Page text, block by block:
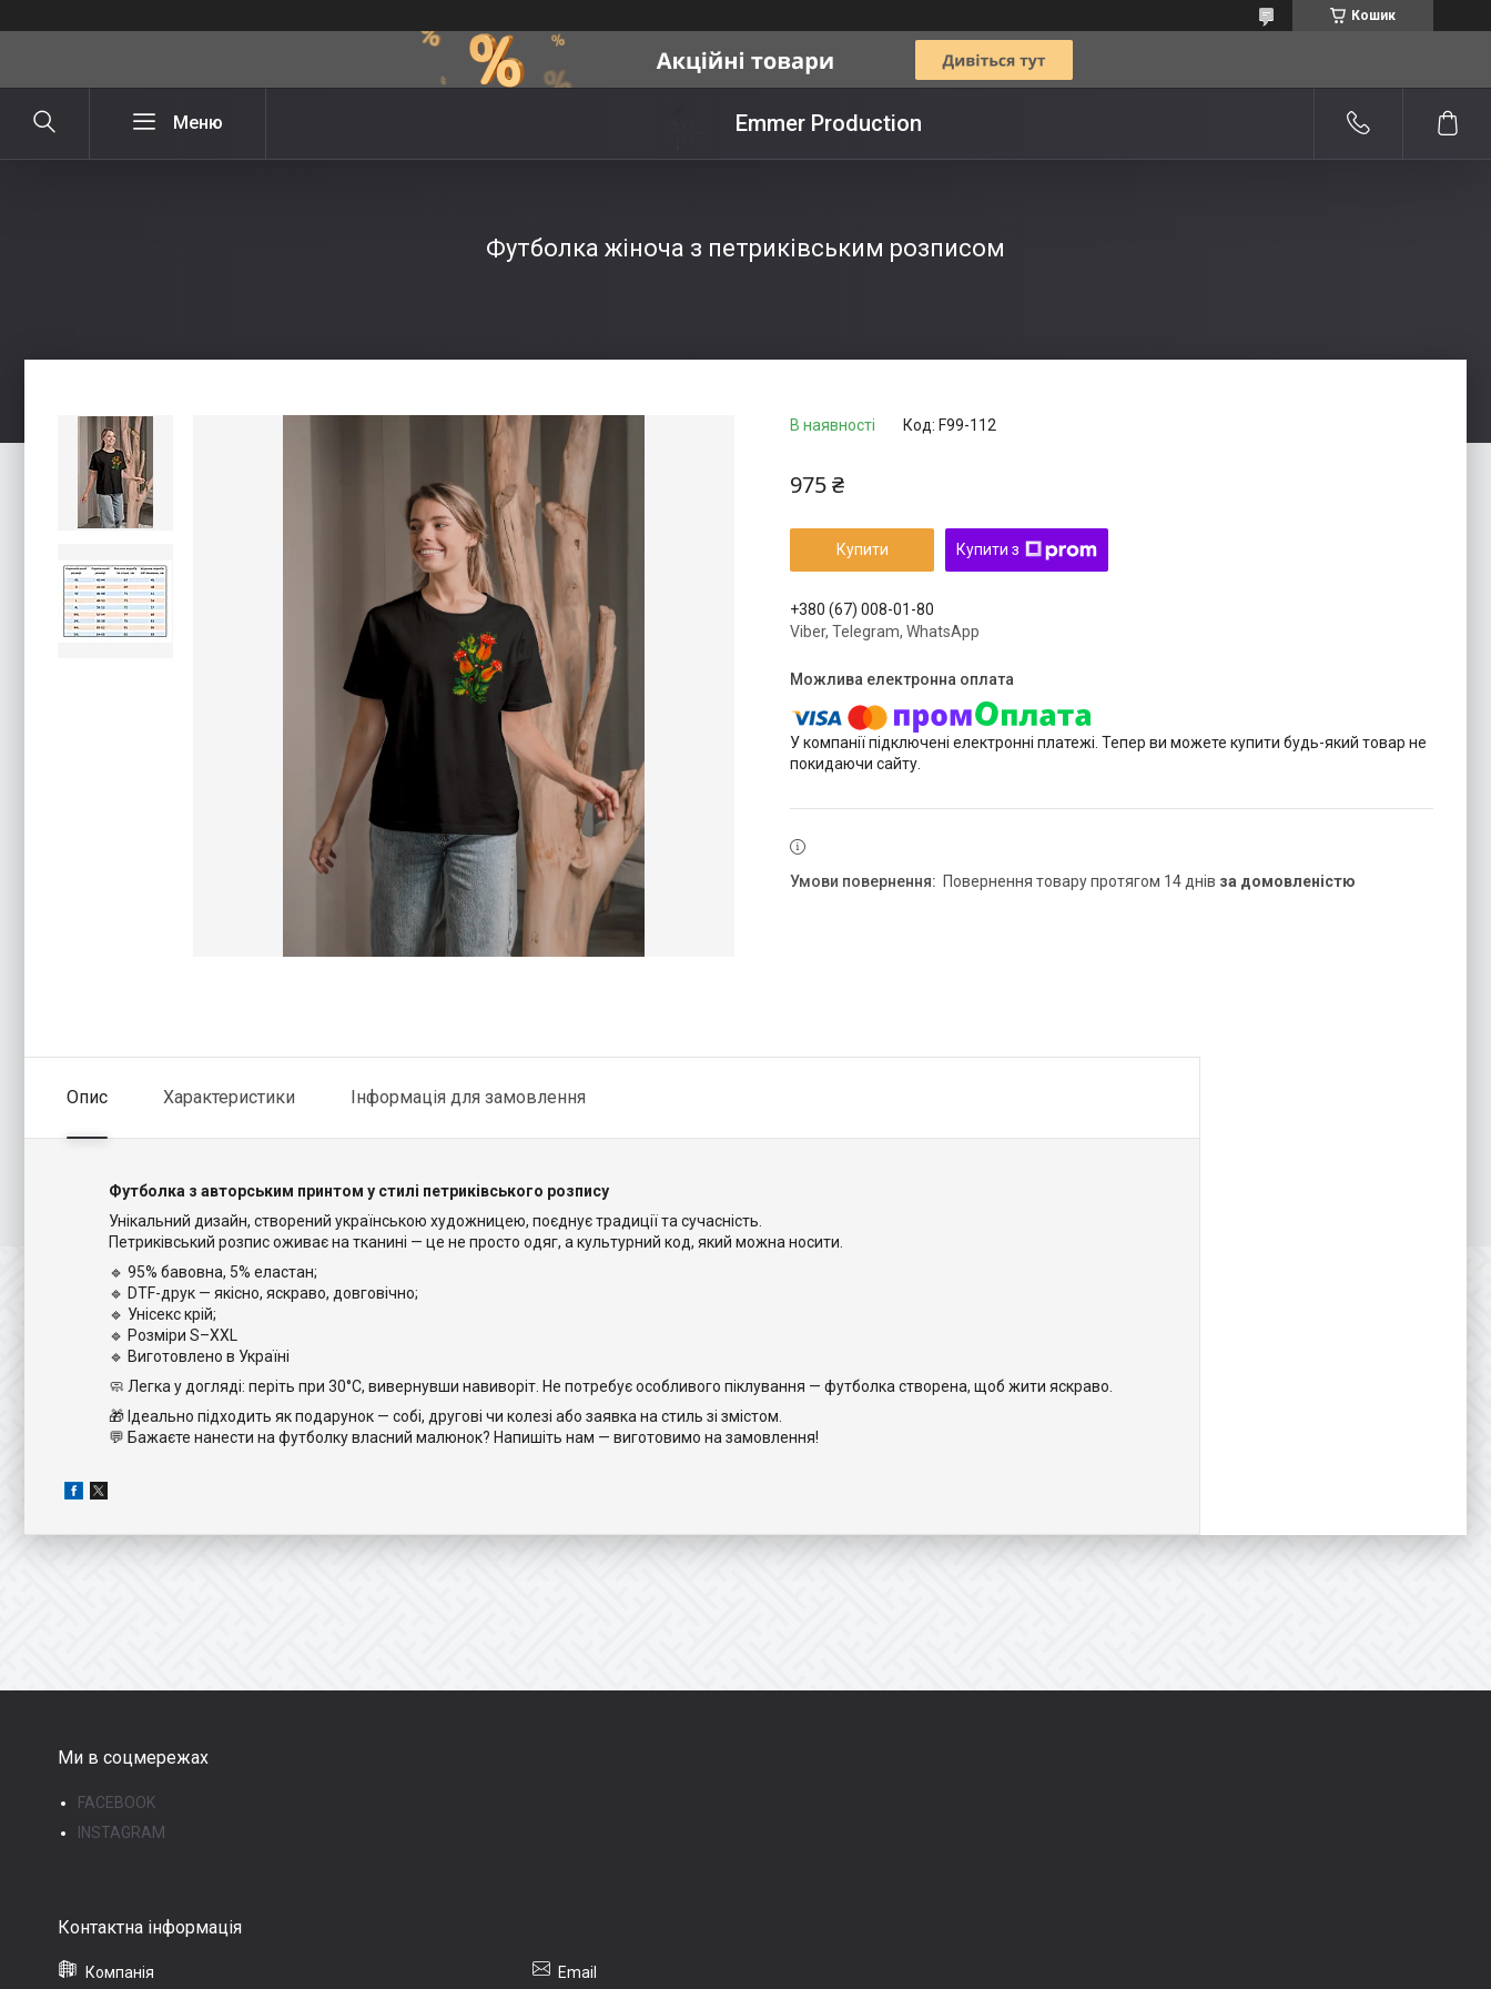
Кошик
Emmer Production
Футболка жіноча з петриківським розписом
В наявності Код: F99-112
975 ₴
Купити Купити з
+380 (67) 008-01-80
Viber, Telegram, WhatsApp
У компанії підключені електронні платежі. Тепер ви можете купити будь-який товар не
покидаючи сайту.
повернення товару протягом 14 днів за домовленістю
Опис Характеристики Інформація для замовлення
Футболка з авторським принтом у стилі петриківського розпису
Унікальний дизайн, створений українською художницею, поєднує традиції та сучасність.
Петриківський розпис оживає на тканині — це не просто одяг, а культурний код, який можна носити.
🔹 95% бавовна, 5% еластан;
🔹 DTF-друк — якісно, яскраво, довговічно;
🔹 Унісекс крій;
🔹 Розміри S–XXL
🔹 Виготовлено в Україні
🧼 Легка у догляді: періть при 30°C, вивернувши навиворіт. Не потребує особливого піклування — футболка створена, щоб жити яскраво.
🎁 Ідеально підходить як подарунок — собі, другові чи колезі або заявка на стиль зі змістом.
💬 Бажаєте нанести на футболку власний малюнок? Напишіть нам — виготовимо на замовлення!
Ми в соцмережах
FACEBOOK
INSTAGRAM